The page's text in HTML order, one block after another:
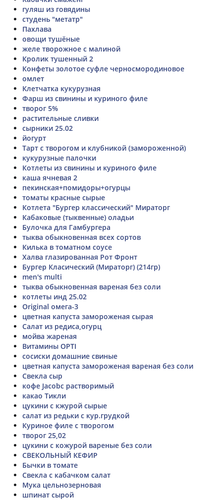
гуляш из говядины
студень "метатр"
Пахлава
овощи тушёные
желе творожное с малиной
Кролик тушенный 2
Конфеты золотое суфле черносмородиновое
омлет
Клетчатка кукурузная
Фарш из свинины и куриного филе
творог 5%
растительные сливки
сырники 25.02
йогурт
Тарт с творогом и клубникой (замороженной)
кукурузные палочки
Котлеты из свинины и куриного филе
каша ячневая 2
пекинская+помидоры+огурцы
томаты красные сырые
Котлета "Бургер классический" Мираторг
Кабаковые (тыквенные) оладьи
Булочка для Гамбургера
тыква обыкновенная всех сортов
Килька в томатном соусе
Халва глазированная Рот Фронт
Бургер Класический (Мираторг) (214гр)
men's multi
тыква обыкновенная вареная без соли
котлеты инд 25.02
Original омега-3
цветная капуста замороженая сырая
Салат из редиса,огурц
мойва жареная
Витамины OPTI
сосиски домашние свиные
цветная капуста замороженая вареная без соли
Свекла сыр
кофе Jacobc растворимый
какао Тикли
цукини с кжурой сырые
салат из редьки с кур.грудкой
Куриное филе с творогом
творог 25,02
цукини с кожурой вареные без соли
СВЕКОЛЬНЫЙ КЕФИР
Бычки в томате
Свекла с кабачком салат
Мука цельнозерновая
шпинат сырой